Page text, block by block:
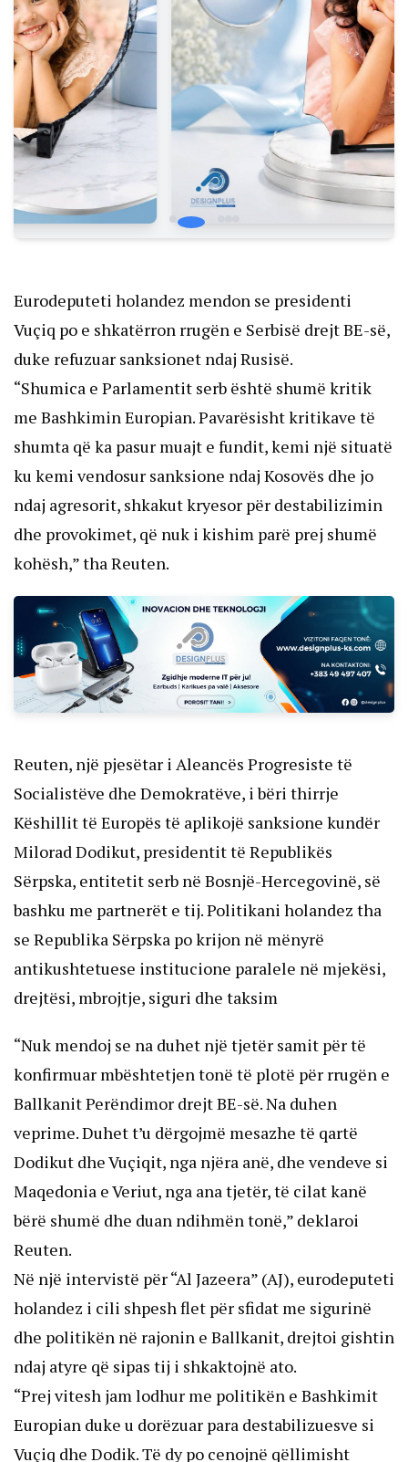
Eurodeputeti holandez mendon se presidenti
Vuçiq po e shkatërron rrugën e Serbisë drejt BE-së,
duke refuzuar sanksionet ndaj Rusisë.
“Shumica e Parlamentit serb është shumë kritik
me Bashkimin Europian. Pavarësisht kritikave të
shumta që ka pasur muajt e fundit, kemi një situatë
ku kemi vendosur sanksione ndaj Kosovës dhe jo
ndaj agresorit, shkakut kryesor për destabilizimin
dhe provokimet, që nuk i kishim parë prej shumë
kohësh,” tha Reuten.
Reuten, një pjesëtar i Aleancës Progresiste të
Socialistëve dhe Demokratëve, i bëri thirrje
Këshillit të Europës të aplikojë sanksione kundër
Milorad Dodikut, presidentit të Republikës
Sërpska, entitetit serb në Bosnjë-Hercegovinë, së
bashku me partnerët e tij. Politikani holandez tha
se Republika Sërpska po krijon në mënyrë
antikushtetuese institucione paralele në mjekësi,
drejtësi, mbrojtje, siguri dhe taksim
“Nuk mendoj se na duhet një tjetër samit për të
konfirmuar mbështetjen tonë të plotë për rrugën e
Ballkanit Perëndimor drejt BE-së. Na duhen
veprime. Duhet t’u dërgojmë mesazhe të qartë
Dodikut dhe Vuçiqit, nga njëra anë, dhe vendeve si
Maqedonia e Veriut, nga ana tjetër, të cilat kanë
bërë shumë dhe duan ndihmën tonë,” deklaroi
Reuten.
Në një intervistë për “Al Jazeera” (AJ), eurodeputeti
holandez i cili shpesh flet për sfidat me sigurinë
dhe politikën në rajonin e Ballkanit, drejtoi gishtin
ndaj atyre që sipas tij i shkaktojnë ato.
“Prej vitesh jam lodhur me politikën e Bashkimit
Europian duke u dorëzuar para destabilizuesve si
Vuçiq dhe Dodik. Të dy po cenojnë qëllimisht